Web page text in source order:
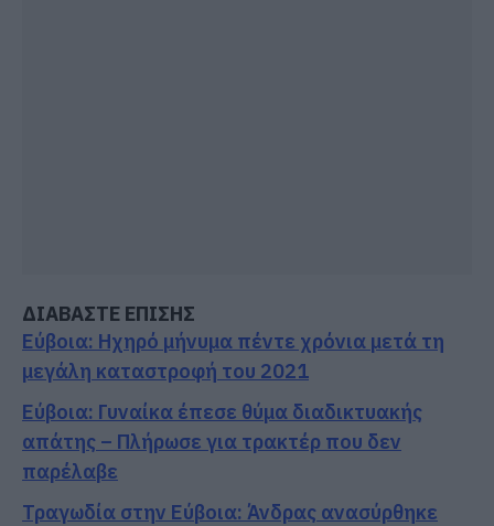
ΔΙΑΒΑΣΤΕ ΕΠΙΣΗΣ
Εύβοια: Ηχηρό μήνυμα πέντε χρόνια μετά τη
μεγάλη καταστροφή του 2021
Εύβοια: Γυναίκα έπεσε θύμα διαδικτυακής
απάτης – Πλήρωσε για τρακτέρ που δεν
παρέλαβε
Τραγωδία στην Εύβοια: Άνδρας ανασύρθηκε